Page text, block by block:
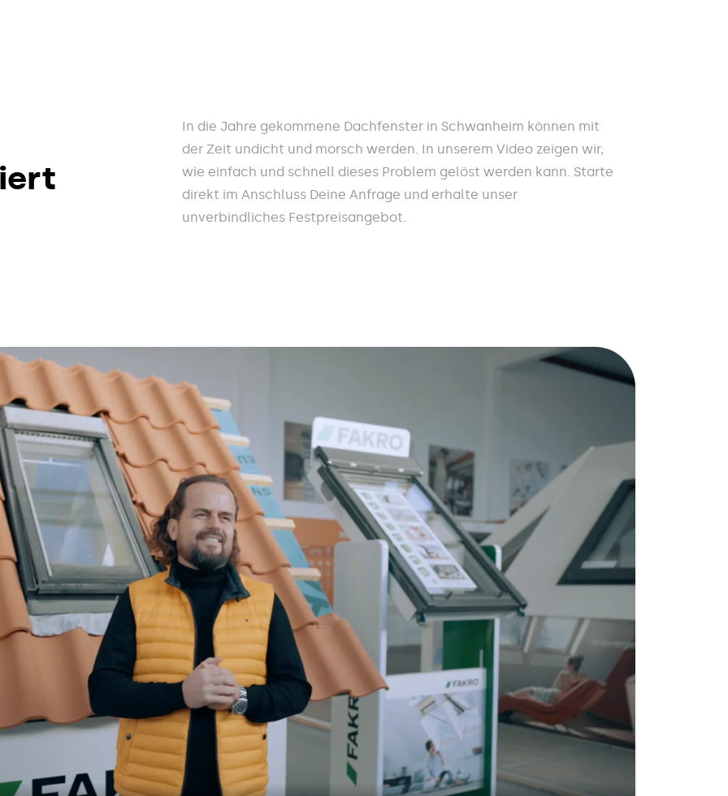
In die Jahre gekommene Dachfenster in Schwanheim können mit
der Zeit undicht und morsch werden. In unserem Video zeigen wir,
wie einfach und schnell dieses Problem gelöst werden kann. Starte
direkt im Anschluss Deine Anfrage und erhalte unser
unverbindliches Festpreisangebot.